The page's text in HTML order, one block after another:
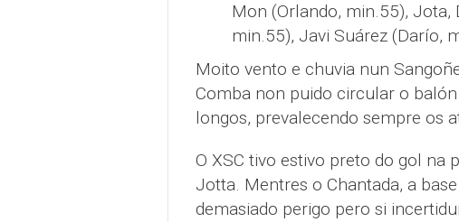
Mon (Orlando, min.55), Jota,
min.55), Javi Suárez (Darío,
Moito vento e chuvia nun
Comba non puido circular o
longos, prevalecendo sempre os
O XSC tivo estivo preto do gol na
Jotta. Mentres o Chantada, a
demasiado perigo pero si